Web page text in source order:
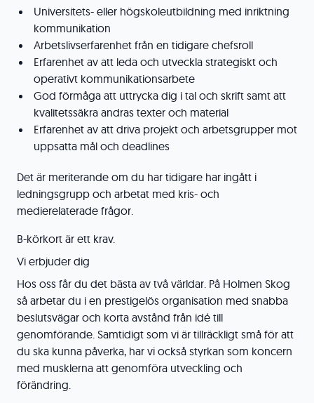
Universitets- eller högskoleutbildning med inriktning
kommunikation
Arbetslivserfarenhet från en tidigare chefsroll
Erfarenhet av att leda och utveckla strategiskt och
operativt kommunikationsarbete
God förmåga att uttrycka dig i tal och skrift samt att
kvalitetssäkra andras texter och material
Erfarenhet av att driva projekt och arbetsgrupper mot
uppsatta mål och deadlines
Det är meriterande om du har tidigare har ingått i
ledningsgrupp och arbetat med kris- och
medierelaterade frågor.
B-körkort är ett krav.
Vi erbjuder dig
Hos oss får du det bästa av två världar. På Holmen Skog
så arbetar du i en prestigelös organisation med snabba
beslutsvägar och korta avstånd från idé till
genomförande. Samtidigt som vi är tillräckligt små för att
du ska kunna påverka, har vi också styrkan som koncern
med musklerna att genomföra utveckling och
förändring.